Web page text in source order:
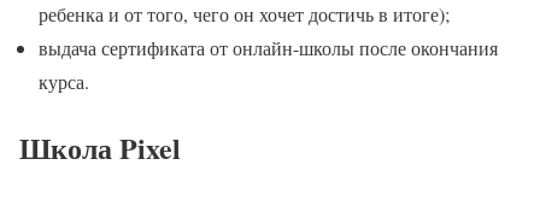
ребенка и от того, чего он хочет достичь в итоге);
выдача сертификата от онлайн-школы после окончания
курса.
Школа Pixel